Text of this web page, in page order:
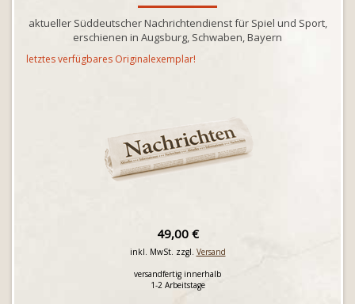
aktueller Süddeutscher Nachrichtendienst für Spiel und Sport,
erschienen in Augsburg, Schwaben, Bayern
letztes verfügbares Originalexemplar!
49,00 €
inkl. MwSt. zzgl. Versand
versandfertig innerhalb
1-2 Arbeitstage